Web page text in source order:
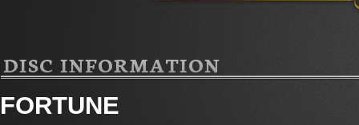
DISC INFORMATION
FORTUNE